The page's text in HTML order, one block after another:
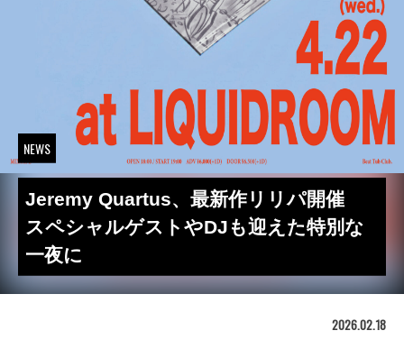
NEWS
Jeremy Quartus、最新作リリパ開催
スペシャルゲストやDJも迎えた特別な
一夜に
2026.02.18